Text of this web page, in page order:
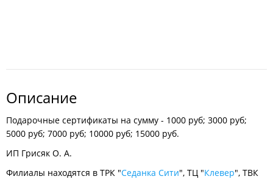
Описание
Подарочные сертификаты на сумму - 1000 руб; 3000 руб;
5000 руб; 7000 руб; 10000 руб; 15000 руб.
ИП Грисяк О. А.
Филиалы находятся в ТРК "Седанка Сити", ТЦ "Клевер", ТВК